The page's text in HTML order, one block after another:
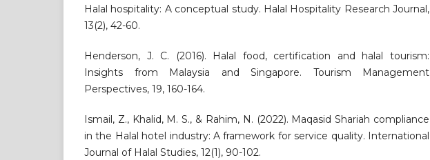
Halal hospitality: A conceptual study. Halal Hospitality Research Journal,
13(2), 42-60.
Henderson, J. C. (2016). Halal food, certification and halal tourism:
Insights from Malaysia and Singapore. Tourism Management
Perspectives, 19, 160-164.
Ismail, Z., Khalid, M. S., & Rahim, N. (2022). Maqasid Shariah compliance
in the Halal hotel industry: A framework for service quality. International
Journal of Halal Studies, 12(1), 90-102.